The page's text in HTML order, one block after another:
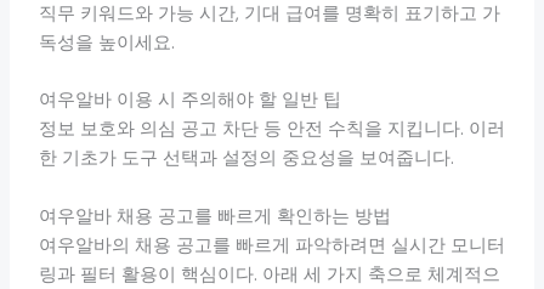
직무 키워드와 가능 시간, 기대 급여를 명확히 표기하고 가
독성을 높이세요.
여우알바 이용 시 주의해야 할 일반 팁
정보 보호와 의심 공고 차단 등 안전 수칙을 지킵니다. 이러
한 기초가 도구 선택과 설정의 중요성을 보여줍니다.
여우알바 채용 공고를 빠르게 확인하는 방법
여우알바의 채용 공고를 빠르게 파악하려면 실시간 모니터
링과 필터 활용이 핵심이다. 아래 세 가지 축으로 체계적으